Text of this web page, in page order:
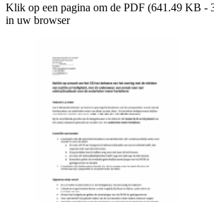
Klik op een pagina om de PDF (641.49 KB -
in uw browser